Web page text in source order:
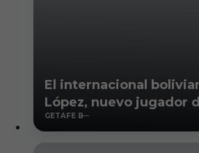
El internacional
López, nuevo jugador
GETAFE B